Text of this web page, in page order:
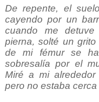
De repente, el
cayendo por un
cuando me
pierna, solté un
de mi fémur se
sobresalía por el
Miré a mi
pero no estaba cerca